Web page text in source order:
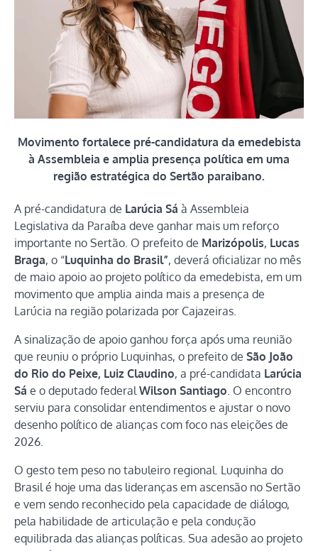
Movimento fortalece pré-candidatura da emedebista
à Assembleia e amplia presença política em uma
região estratégica do Sertão paraibano.
A pré-candidatura de Larúcia Sá à Assembleia
Legislativa da Paraíba deve ganhar mais um reforço
importante no Sertão. O prefeito de Marizópolis, Lucas
Braga, o “Luquinha do Brasil”, deverá oficializar no mês
de maio apoio ao projeto político da emedebista, em um
movimento que amplia ainda mais a presença de
Larúcia na região polarizada por Cajazeiras.
A sinalização de apoio ganhou força após uma reunião
que reuniu o próprio Luquinhas, o prefeito de São João
do Rio do Peixe, Luiz Claudino, a pré-candidata Larúcia
Sá e o deputado federal Wilson Santiago . O encontro
serviu para consolidar entendimentos e ajustar o novo
desenho político de alianças com foco nas eleições de
2026.
O gesto tem peso no tabuleiro regional. Luquinha do
Brasil é hoje uma das lideranças em ascensão no Sertão
e vem sendo reconhecido pela capacidade de diálogo,
pela habilidade de articulação e pela condução
equilibrada das alianças políticas. Sua adesão ao projeto